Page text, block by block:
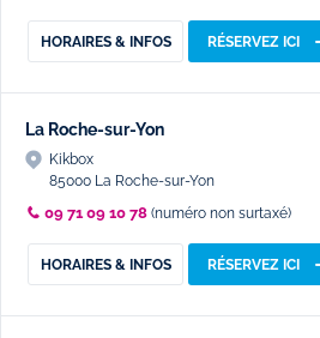
HORAIRES & INFOS RÉSERVEZ ICI
La Roche-sur-Yon
Kikbox
85000 La Roche-sur-Yon
09 71 09 10 78 (numéro non surtaxé)
HORAIRES & INFOS RÉSERVEZ ICI